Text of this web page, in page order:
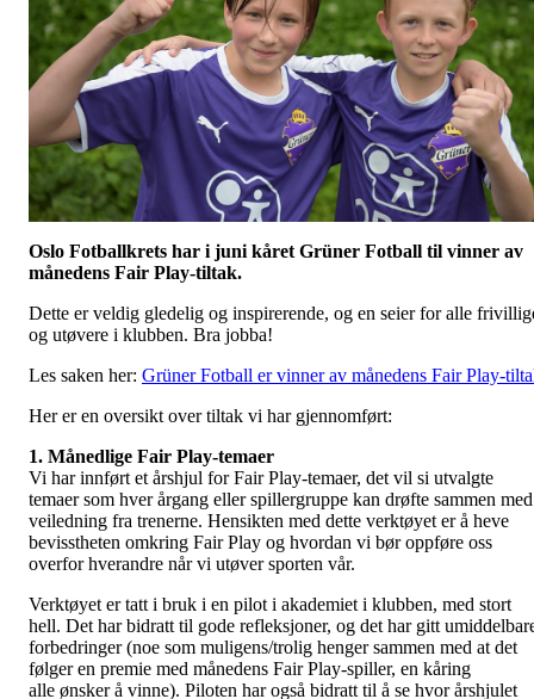
Oslo Fotballkrets har i juni kåret Grüner Fotball til vinner av
månedens Fair Play-tiltak.
Dette er veldig gledelig og inspirerende, og en seier for alle
og utøvere i klubben. Bra jobba!
Les saken her: Grüner Fotball er vinner av månedens Fair Play-
Her er en oversikt over tiltak vi har gjennomført:
1. Månedlige Fair Play-temaer
Vi har innført et årshjul for Fair Play-temaer, det vil si utvalgte
temaer som hver årgang eller spillergruppe kan drøfte sammen med
veiledning fra trenerne. Hensikten med dette verktøyet er å heve
bevisstheten omkring Fair Play og hvordan vi bør oppføre oss
overfor hverandre når vi utøver sporten vår.
Verktøyet er tatt i bruk i en pilot i akademiet i klubben, med stort
hell. Det har bidratt til gode refleksjoner, og det har gitt
forbedringer (noe som muligens/trolig henger sammen med at det
følger en premie med månedens Fair Play-spiller, en kåring
alle ønsker å vinne). Piloten har også bidratt til å se hvor årshjulet